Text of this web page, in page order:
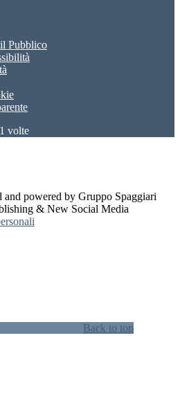
Pubblico
volte
powered by Gruppo Spaggiari
& New Social Media
Back to top